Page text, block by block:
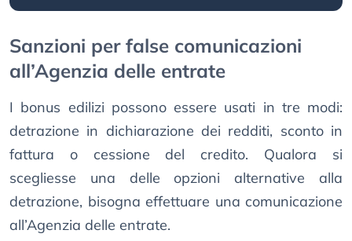
Sanzioni per false comunicazioni
all’Agenzia delle entrate
I bonus edilizi possono essere usati in tre modi:
detrazione in dichiarazione dei redditi, sconto in
fattura o cessione del credito. Qualora si
scegliesse una delle opzioni alternative alla
detrazione, bisogna effettuare una comunicazione
all’Agenzia delle entrate.